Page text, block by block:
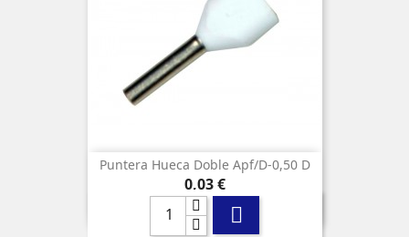
Puntera Hueca Doble Apf/d-0,50 D
Precio
0,03 €
